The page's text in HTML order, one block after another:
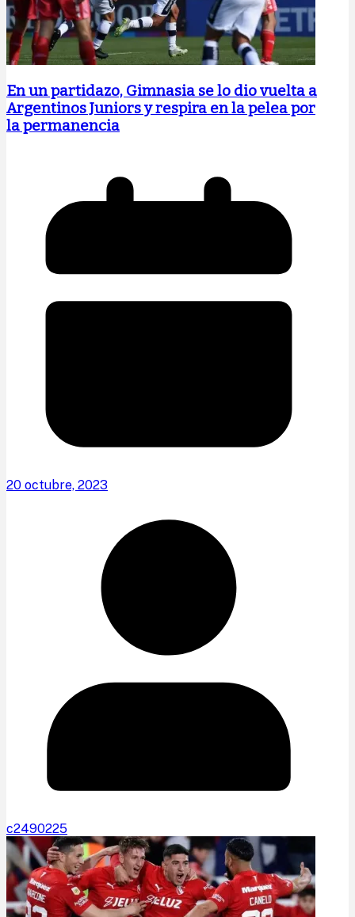
En un partidazo, Gimnasia se lo dio vuelta a
Argentinos Juniors y respira en la pelea por
la permanencia
20 octubre, 2023
c2490225